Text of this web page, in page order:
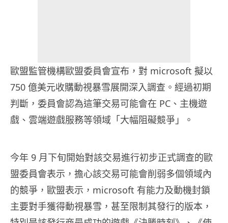
歐盟監管機構歐盟委員會宣布，對 microsoft 擬以
750 億美元收購動視暴雪展開深入調查。經過初期
判斷，委員會認為這筆交易可能會在 PC、主機遊
戲、雲端遊戲服務等領域「大幅阻礙競爭」。
今年 9 月下旬開始對該交易進行初步正式調查的歐
盟委員會表示，擔心該交易可能會削弱多個領域內
的競爭，歐盟表示，microsoft 有能力及動機封鎖
主要對手獲得動視暴雪，甚至限制其發行的版本，